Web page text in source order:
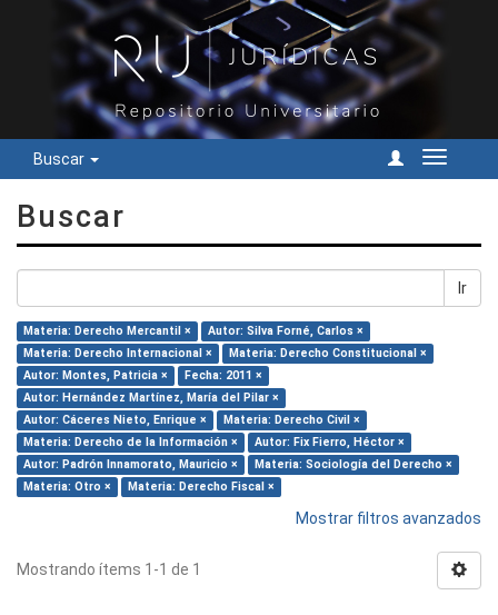
Buscar
Cambiar
Buscar
Ir
Materia: Derecho Mercantil ×
Autor: Silva Forné, Carlos ×
Materia: Derecho Internacional ×
Materia: Derecho Constitucional ×
Autor: Montes, Patricia ×
Fecha: 2011 ×
Autor: Hernández Martínez, María del Pilar ×
Autor: Cáceres Nieto, Enrique ×
Materia: Derecho Civil ×
Materia: Derecho de la Información ×
Autor: Fix Fierro, Héctor ×
Autor: Padrón Innamorato, Mauricio ×
Materia: Sociología del Derecho ×
Materia: Otro ×
Materia: Derecho Fiscal ×
Mostrar filtros avanzados
Mostrando ítems 1-1 de 1